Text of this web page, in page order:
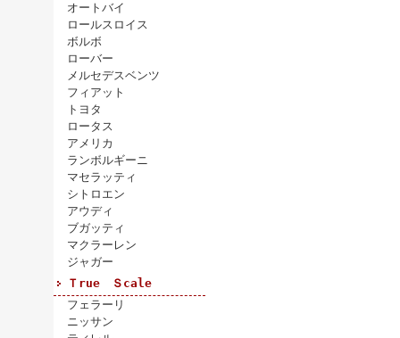
オートバイ
ロールスロイス
ボルボ
ローバー
メルセデスベンツ
フィアット
トヨタ
ロータス
アメリカ
ランボルギーニ
マセラッティ
シトロエン
アウディ
ブガッティ
マクラーレン
ジャガー
Ｔrue Ｓcale
フェラーリ
ニッサン